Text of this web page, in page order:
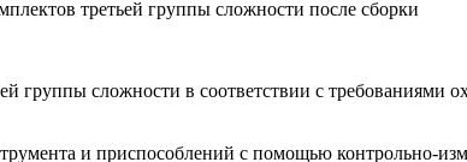
третьей группы сложности после сборки
группы сложности в соответствии с
и приспособлений с помощью контрольно-